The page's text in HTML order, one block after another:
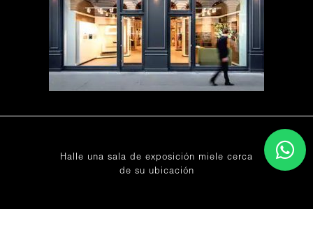
Halle una sala de exposición miele cerca
de su ubicación